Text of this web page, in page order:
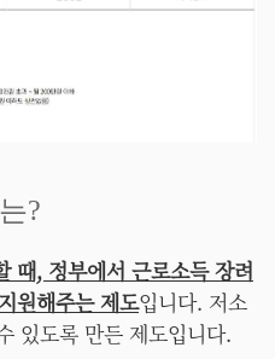
?
때, 정부에서 근로소득 장려
원해주는 제도입니다. 저소
있도록 만든 제도입니다.